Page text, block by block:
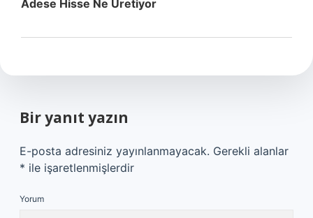
Adese Hisse Ne Üretiyor
Bir yanıt yazın
E-posta adresiniz yayınlanmayacak. Gerekli alanlar
* ile işaretlenmişlerdir
Yorum